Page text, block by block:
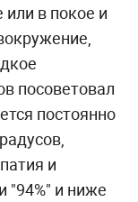
в покое и
посоветовал
постоянно
и
"94%" и ниже